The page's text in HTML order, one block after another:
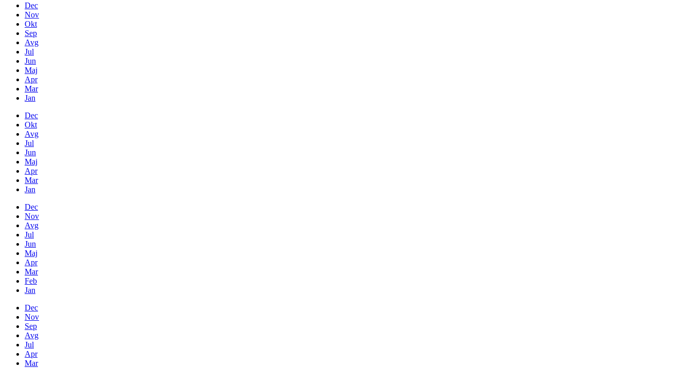
Dec
Nov
Okt
Sep
Avg
Jul
Jun
Maj
Apr
Mar
Jan
Dec
Okt
Avg
Jul
Jun
Maj
Apr
Mar
Jan
Dec
Nov
Avg
Jul
Jun
Maj
Apr
Mar
Feb
Jan
Dec
Nov
Sep
Avg
Jul
Apr
Mar